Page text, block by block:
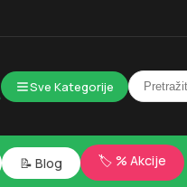
Sve Kategorije
📝 Blog 🏷️ % Akcije